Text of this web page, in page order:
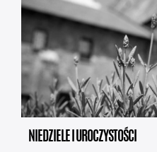
NIEDZIELE I UROCZYSTOŚCI